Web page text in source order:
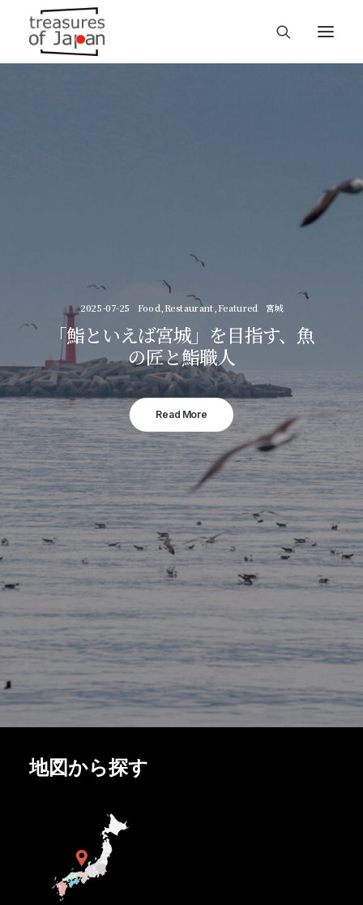
2025-07-25 Food Restaurant Featured 宮城
「鮨といえば宮城」を目指す、魚
の匠と鮨職人
Read More
地図から探す